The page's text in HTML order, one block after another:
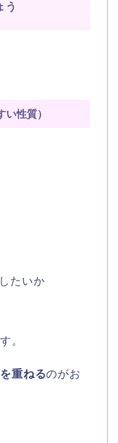
う
い性質）
たいか
。
重ねるのがお